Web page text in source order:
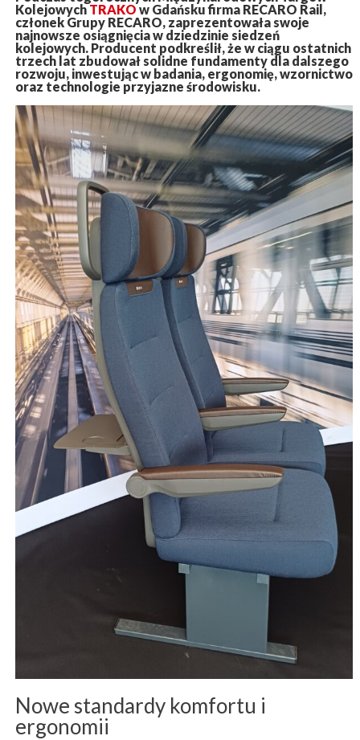
Kolejowych TRAKO w Gdańsku firma RECARO Rail,
członek Grupy RECARO, zaprezentowała swoje
najnowsze osiągnięcia w dziedzinie siedzeń
kolejowych. Producent podkreślił, że w ciągu ostatnich
trzech lat zbudował solidne fundamenty dla dalszego
rozwoju, inwestując w badania, ergonomię, wzornictwo
oraz technologie przyjazne środowisku.
Nowe standardy komfortu i
ergonomii